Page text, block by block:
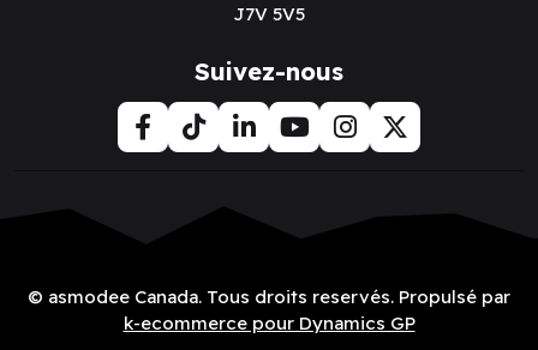
J7V 5V5
Suivez-nous
© asmodee Canada. Tous droits reservés. Propulsé par
k-ecommerce pour Dynamics GP